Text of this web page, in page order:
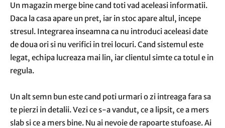
Un magazin merge bine cand toti vad aceleasi informatii.
Daca la casa apare un pret, iar in stoc apare altul, incepe
stresul. Integrarea inseamna ca nu introduci aceleasi date
de doua ori si nu verifici in trei locuri. Cand sistemul este
legat, echipa lucreaza mai lin, iar clientul simte ca totul e in
regula.
Un alt semn bun este cand poti urmari o zi intreaga fara sa
te pierzi in detalii. Vezi ce s-a vandut, ce a lipsit, ce a mers
slab si ce a mers bine. Nu ai nevoie de rapoarte stufoase. Ai